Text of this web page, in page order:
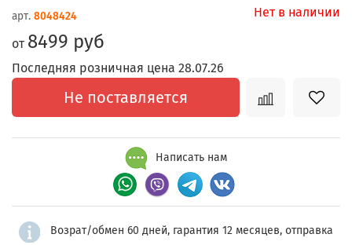
арт. 8048424 Нет в наличии
от 8499 руб
Последняя розничная цена 28.07.26
Не поставляется
Написать нам
Возрат/обмен 60 дней, гарантия 12 месяцев, отправка